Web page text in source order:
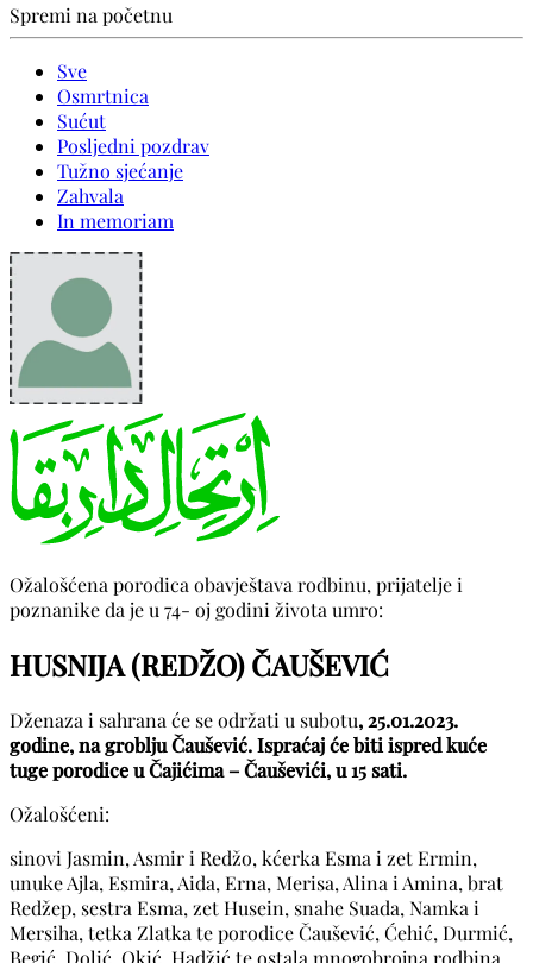
Spremi na početnu
Sve
Osmrtnica
Sućut
Posljedni pozdrav
Tužno sjećanje
Zahvala
In memoriam
Ožalošćena porodica obavještava rodbinu, prijatelje i
poznanike da je u 74- oj godini života umro:
HUSNIJA (REDŽO) ČAUŠEVIĆ
Dženaza i sahrana će se održati u subotu, 25.01.2023.
godine, na groblju Čaušević. Ispraćaj će biti ispred kuće
tuge porodice u Čajićima – Čauševići, u 15 sati.
Ožalošćeni:
sinovi Jasmin, Asmir i Redžo, kćerka Esma i zet Ermin,
unuke Ajla, Esmira, Aida, Erna, Merisa, Alina i Amina, brat
Redžep, sestra Esma, zet Husein, snahe Suada, Namka i
Mersiha, tetka Zlatka te porodice Čaušević, Ćehić, Durmić,
Begić, Dolić, Okić, Hadžić te ostala mnogobrojna rodbina,